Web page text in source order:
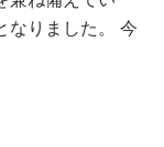
なりました。 今